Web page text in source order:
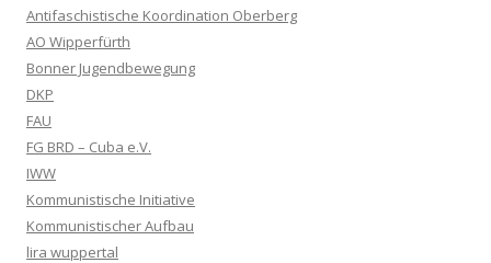
Antifaschistische Koordination Oberberg
AO Wipperfürth
Bonner Jugendbewegung
DKP
FAU
FG BRD – Cuba e.V.
IWW
Kommunistische Initiative
Kommunistischer Aufbau
lira wuppertal